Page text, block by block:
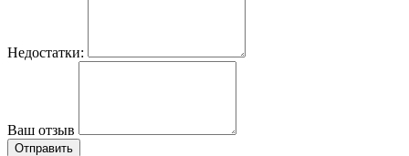
Недостатки:
Ваш отзыв
Отправить